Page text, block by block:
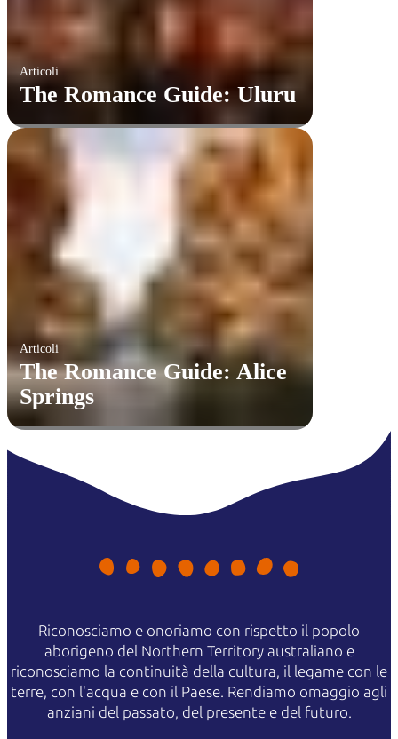
Articoli
​The Romance Guide: Uluru
Articoli
The Romance Guide: Alice
Springs
Riconosciamo e onoriamo con rispetto il popolo
aborigeno del Northern Territory australiano e
riconosciamo la continuità della cultura, il legame con le
terre, con l'acqua e con il Paese. Rendiamo omaggio agli
anziani del passato, del presente e del futuro.